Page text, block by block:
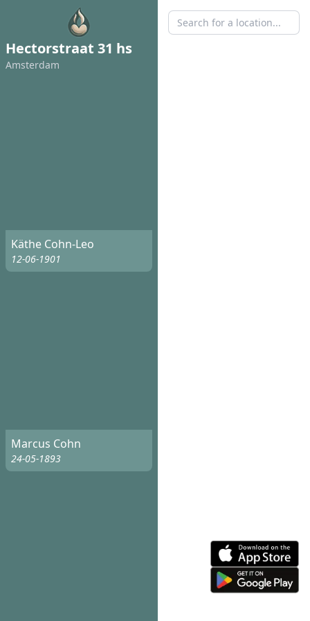
Hectorstraat 31 hs
Amsterdam
Käthe Cohn-Leo
12-06-1901
Marcus Cohn
24-05-1893